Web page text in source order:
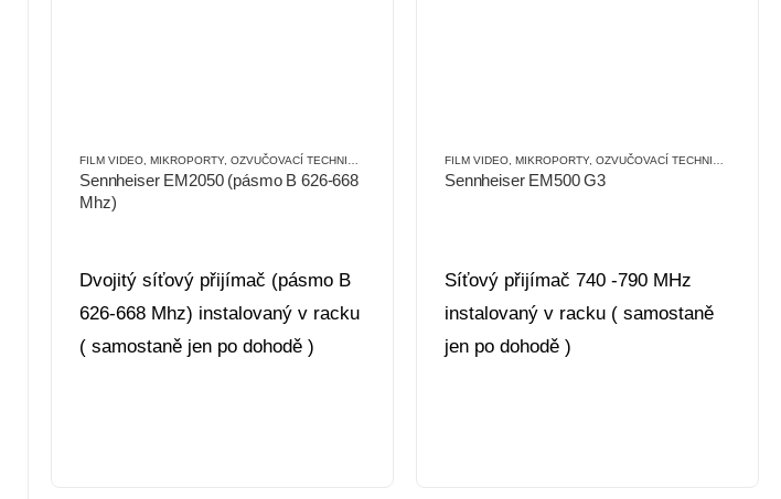
FILM VIDEO, MIKROPORTY, OZVUČOVACÍ TECHNIKA
Sennheiser EM2050 (pásmo B 626-668
Mhz)
Dvojitý síťový přijímač (pásmo B
626-668 Mhz) instalovaný v racku
( samostaně jen po dohodě )
FILM VIDEO, MIKROPORTY, OZVUČOVACÍ TECHNIKA
Sennheiser EM500 G3
Síťový přijímač 740 -790 MHz
instalovaný v racku ( samostaně
jen po dohodě )